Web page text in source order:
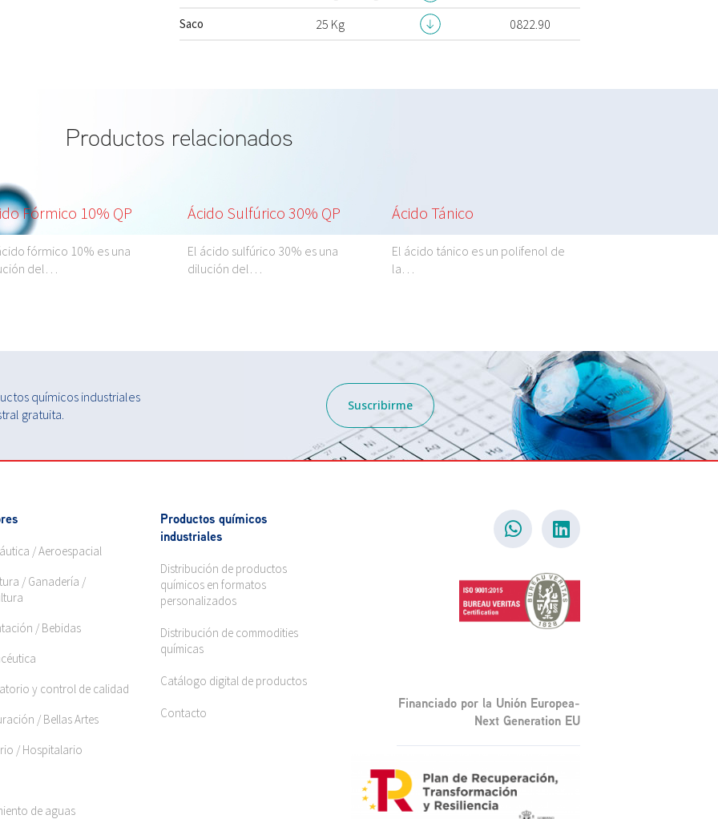
Saco 25 Kg 0822.90
Productos relacionados
Fórmico 10% QP
fórmico 10% es una
del…
Ácido Sulfúrico 30% QP
El ácido sulfúrico 30% es una
dilución del…
Ácido Tánico
El ácido tánico es un polifenol de
la…
Comercial
químicos industriales
gratuita.
Suscribirme
/ Aeroespacial
/ Ganadería /
/ Bebidas
y control de calidad
/ Bellas Artes
/ Hospitalario
de aguas
Productos químicos
industriales
Distribución de productos
químicos en formatos
personalizados
Distribución de commodities
químicas
Catálogo digital de productos
Contacto
Financiado por la Unión Europea-
Next Generation EU